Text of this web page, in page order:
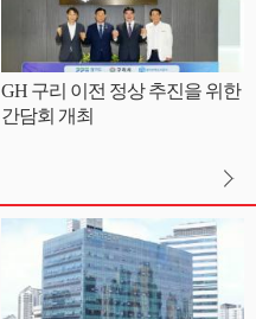
GH 구리 이전 정상 추진을 위한
간담회 개최